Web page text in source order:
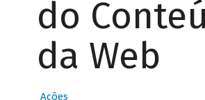
do
da Web
Ações